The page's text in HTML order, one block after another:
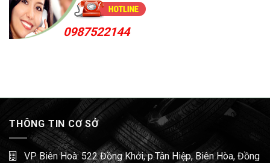
0987522144
THÔNG TIN CƠ SỞ
VP Biên Hoà: 522 Đồng Khởi, p.Tân Hiệp, Biên Hòa, Đồng